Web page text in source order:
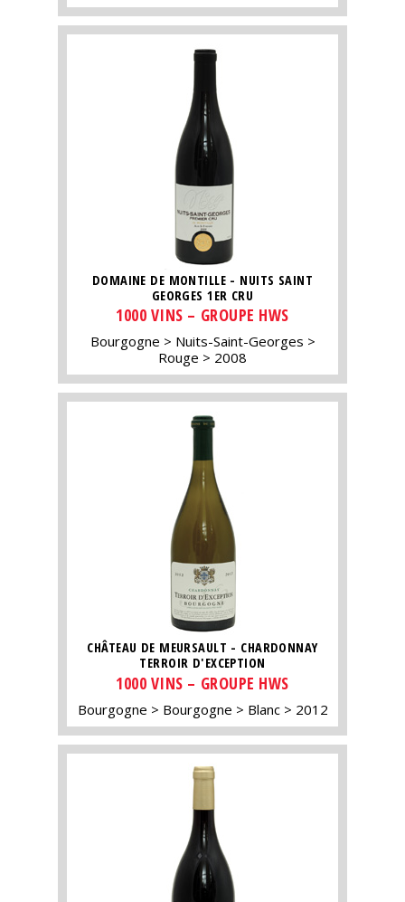
DOMAINE DE MONTILLE - NUITS SAINT
GEORGES 1ER CRU
1000 VINS – GROUPE HWS
Bourgogne
Nuits-Saint-Georges
Rouge
2008
CHÂTEAU DE MEURSAULT - CHARDONNAY
TERROIR D'EXCEPTION
1000 VINS – GROUPE HWS
Bourgogne Bourgogne Blanc 2012